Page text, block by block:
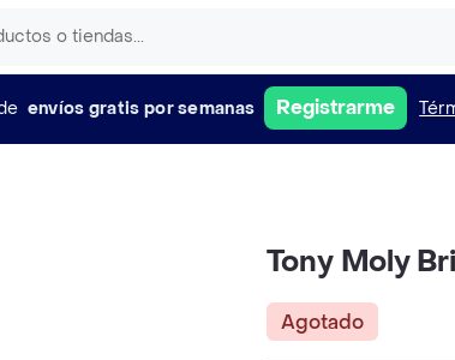
envíos gratis por semanas Registrarme
Tony Moly
Agotado